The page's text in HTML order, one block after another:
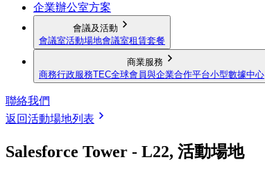
企業辦公室方案
會議及活動
會議室活動場地會議室租賃套餐
商業服務
商務行政服務TEC全球會員與企業合作平台小型數據中心
聯絡我們
返回活動場地列表
Salesforce Tower - L22, 活動場地